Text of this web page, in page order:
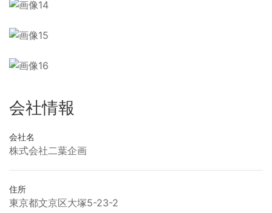
会社情報
会社名
株式会社二葉企画
住所
東京都文京区大塚5-23-2